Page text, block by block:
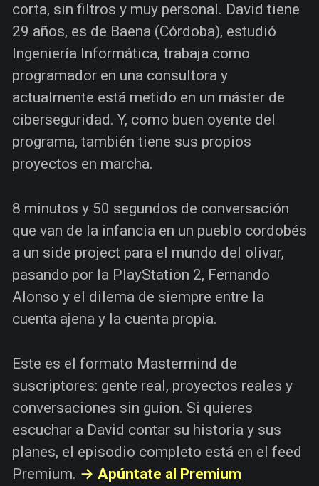
corta, sin filtros y muy personal. David tiene
29 años, es de Baena (Córdoba), estudió
Ingeniería Informática, trabaja como
programador en una consultora y
actualmente está metido en un máster de
ciberseguridad. Y, como buen oyente del
programa, también tiene sus propios
proyectos en marcha.
8 minutos y 50 segundos de conversación
que van de la infancia en un pueblo cordobés
a un side project para el mundo del olivar,
pasando por la PlayStation 2, Fernando
Alonso y el dilema de siempre entre la
cuenta ajena y la cuenta propia.
Este es el formato Mastermind de
suscriptores: gente real, proyectos reales y
conversaciones sin guion. Si quieres
escuchar a David contar su historia y sus
planes, el episodio completo está en el feed
Premium. → Apúntate al Premium